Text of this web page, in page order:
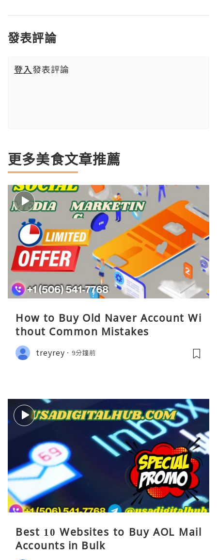
發表評論
登入發表評論
更多美食文章推薦
How to Buy Old Naver Account Wi
thout Common Mistakes
treyrey 9分鐘前
Best 10 Websites to Buy AOL Mail
Accounts in Bulk